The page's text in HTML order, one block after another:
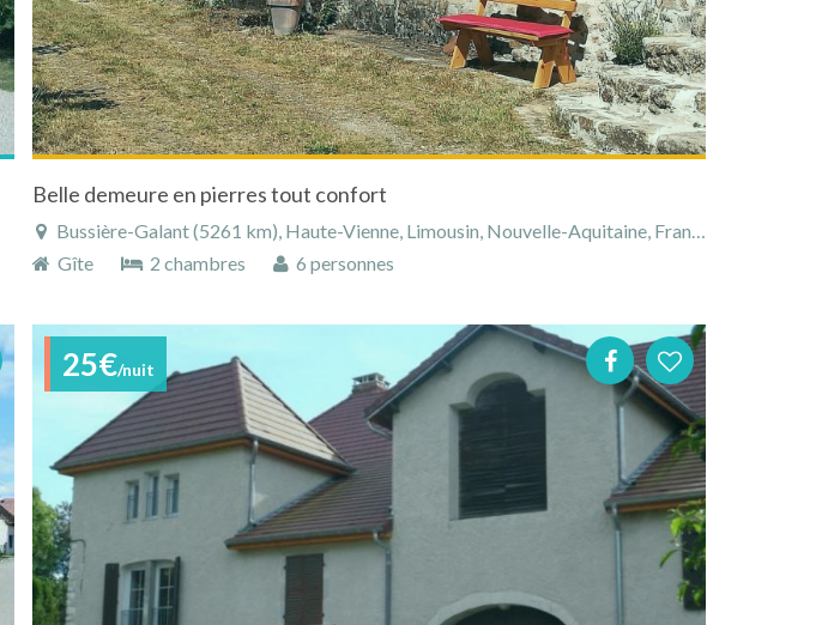
Belle demeure en pierres tout confort
Bussière-Galant (5261 km), Haute-Vienne, Limousin, Nouvelle-Aquitaine, France
Gîte
2 chambres 6 personnes
25€/nuit